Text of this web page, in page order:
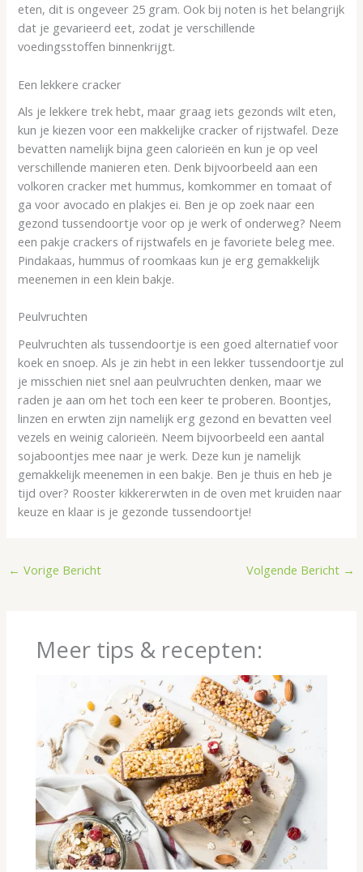
eten, dit is ongeveer 25 gram. Ook bij noten is het belangrijk
dat je gevarieerd eet, zodat je verschillende
voedingsstoffen binnenkrijgt.
Een lekkere cracker
Als je lekkere trek hebt, maar graag iets gezonds wilt eten,
kun je kiezen voor een makkelijke cracker of rijstwafel. Deze
bevatten namelijk bijna geen calorieën en kun je op veel
verschillende manieren eten. Denk bijvoorbeeld aan een
volkoren cracker met hummus, komkommer en tomaat of
ga voor avocado en plakjes ei. Ben je op zoek naar een
gezond tussendoortje voor op je werk of onderweg? Neem
een pakje crackers of rijstwafels en je favoriete beleg mee.
Pindakaas, hummus of roomkaas kun je erg gemakkelijk
meenemen in een klein bakje.
Peulvruchten
Peulvruchten als tussendoortje is een goed alternatief voor
koek en snoep. Als je zin hebt in een lekker tussendoortje zul
je misschien niet snel aan peulvruchten denken, maar we
raden je aan om het toch een keer te proberen. Boontjes,
linzen en erwten zijn namelijk erg gezond en bevatten veel
vezels en weinig calorieën. Neem bijvoorbeeld een aantal
sojaboontjes mee naar je werk. Deze kun je namelijk
gemakkelijk meenemen in een bakje. Ben je thuis en heb je
tijd over? Rooster kikkererwten in de oven met kruiden naar
keuze en klaar is je gezonde tussendoortje!
← Vorige Bericht Volgende Bericht →
Meer tips & recepten: